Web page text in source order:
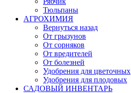
Тюльпаны
АГРОХИМИЯ
Вернуться назад
От грызунов
От сорняков
От вредителей
От болезней
Удобрения для цветочных
Удобрения для плодовых
САДОВЫЙ ИНВЕНТАРЬ